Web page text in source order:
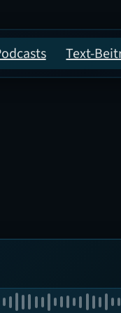
Text-